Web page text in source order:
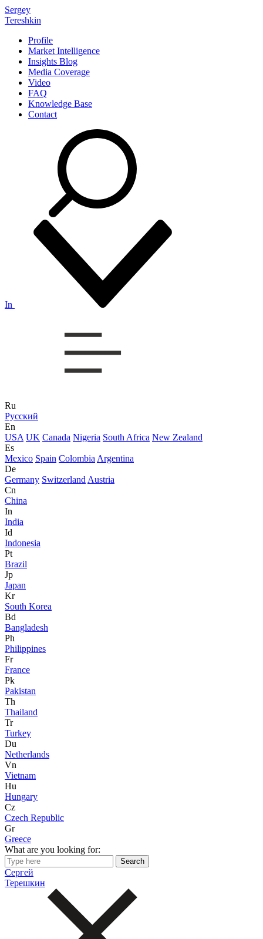
Sergey
Tereshkin
Profile
Market Intelligence
Insights Blog
Media Coverage
Video
FAQ
Knowledge Base
Contact
In
Ru
Русский
En
USA UK Canada Nigeria South Africa New Zealand
Es
Mexico Spain Colombia Argentina
De
Germany Switzerland Austria
Cn
China
In
India
Id
Indonesia
Pt
Brazil
Jp
Japan
Kr
South Korea
Bd
Bangladesh
Ph
Philippines
Fr
France
Pk
Pakistan
Th
Thailand
Tr
Turkey
Du
Netherlands
Vn
Vietnam
Hu
Hungary
Cz
Czech Republic
Gr
Greece
What are you looking for:
Сергей
Терешкин